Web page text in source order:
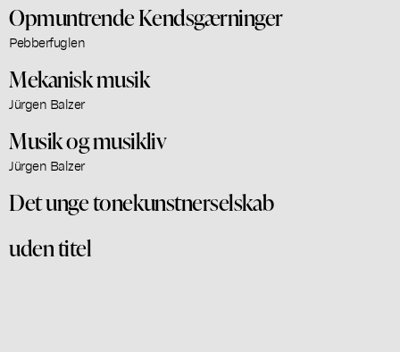
Opmuntrende Kendsgærninger
Pebberfuglen
Mekanisk musik
Jürgen Balzer
Musik og musikliv
Jürgen Balzer
Det unge tonekunstnerselskab
uden titel